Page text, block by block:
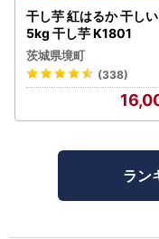
干し芋 紅はるか 干し
5kg 干し芋 K1801
茨城県境町
(338)
ラン